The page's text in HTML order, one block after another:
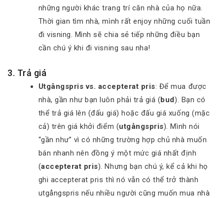
những người khác trang trí căn nhà của họ nữa.
Thời gian tìm nhà, mình rất enjoy những cuối tuần
đi visning. Mình sẽ chia sẻ tiếp những điều bạn
cần chú ý khi đi visning sau nha!
3. Trả giá
Utgångspris vs. accepterat pris: Để mua được
nhà, gần như bạn luôn phải trả giá (bud). Bạn có
thể trả giá lên (đấu giá) hoặc đấu giá xuống (mặc
cả) trên giá khởi điểm (utgångspris). Mình nói
“gần như” vì có những trường hợp chủ nhà muốn
bán nhanh nên đồng ý một mức giá nhất định
(accepterat pris). Nhưng bạn chú ý, kể cả khi họ
ghi accepterat pris thì nó vẫn có thể trở thành
utgångspris nếu nhiều người cũng muốn mua nhà